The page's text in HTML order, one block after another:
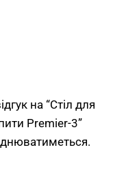
ручками
речей.
3 чудово
на “Стіл для
Premier-3”